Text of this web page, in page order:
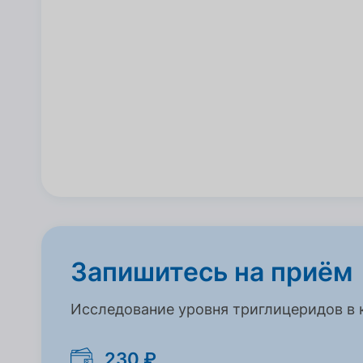
Запишитесь на приём
Исследование уровня триглицеридов в